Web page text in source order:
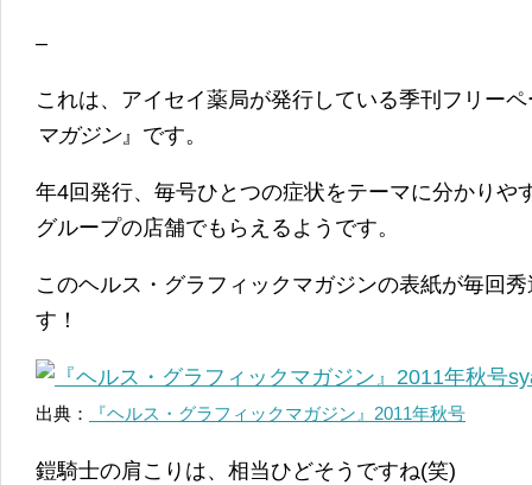
–
これは、アイセイ薬局が発行している季刊フリー
マガジン』です。
年4回発行、毎号ひとつの症状をテーマに分かりや
グループの店舗でもらえるようです。
このヘルス・グラフィックマガジンの表紙が毎回
す！
出典： 『ヘルス・グラフィックマガジン』2011年秋号
鎧騎士の肩こりは、相当ひどそうですね(笑)